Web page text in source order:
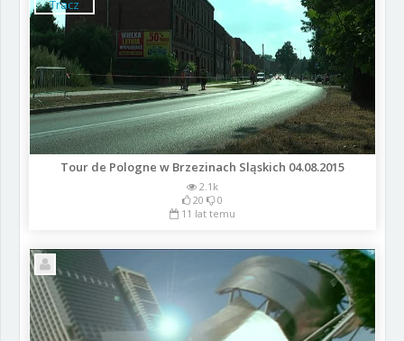
Tour de Pologne w Brzezinach Sląskich 04.08.2015
2.1k
20
0
11 lat temu